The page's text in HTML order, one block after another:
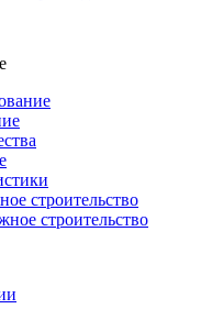
строительство
строительство